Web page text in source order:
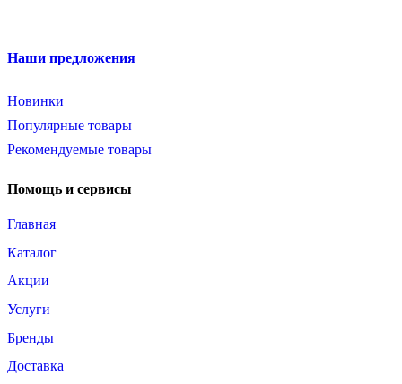
Наши предложения
Новинки
Популярные товары
Рекомендуемые товары
Помощь и сервисы
Главная
Каталог
Акции
Услуги
Бренды
Доставка